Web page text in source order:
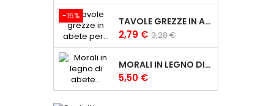
base
-15% TAVOLE GREZZE IN ABETE PER CARPENTERIA 2,5X10 CM TAVOLE IN LEGNO
Prezzo
2,79 € Prezzo
base
3,28 €
MORALI IN LEGNO DI ABETE GREZZI 6X6 CM MORALE GREZZO
Prezzo
5,50 €